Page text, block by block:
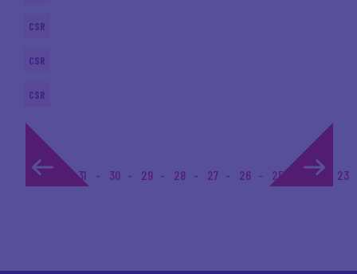
CSR
CSR
CSR
1... 31 30 29 28 27 26 25 24 23